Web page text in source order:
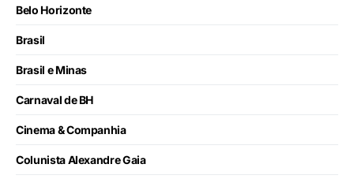
Belo Horizonte
Brasil
Brasil e Minas
Carnaval de BH
Cinema & Companhia
Colunista Alexandre Gaia